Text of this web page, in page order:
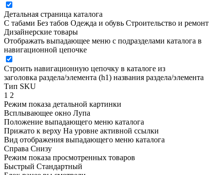
Детальная страница каталога
С табами Без табов Одежда и обувь Строительство и ремонт
Дизайнерские товары
Отображать выпадающее меню с подразделами каталога в
навигационной цепочке
Строить навигационную цепочку в каталоге из
заголовка раздела/элемента (h1) названия раздела/элемента
Тип SKU
1 2
Режим показа детальной картинки
Всплывающее окно Лупа
Положение выпадающего меню каталога
Прижато к верху На уровне активной ссылки
Вид отображения выпадающего меню каталога
Справа Снизу
Режим показа просмотренных товаров
Быстрый Стандартный